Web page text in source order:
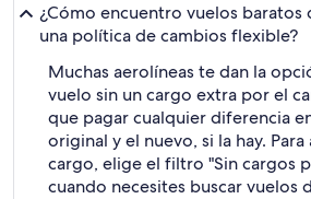
¿Cómo encuentro vuelos baratos
una política de cambios flexible?
Muchas aerolíneas te dan la
vuelo sin un cargo extra por el
que pagar cualquier diferencia
original y el nuevo, si la hay.
cargo, elige el filtro "Sin cargos
cuando necesites buscar vuelos